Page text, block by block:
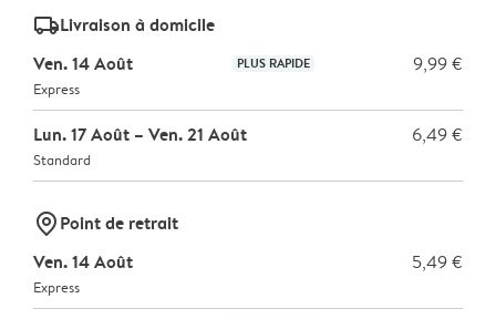
delivery_standard_v2Livraison à domicile
Ven. 14 Août
PLUS RAPIDE 9,99 €
Express
Lun. 17 Août – Ven. 21 Août 6,49 €
Standard
marker-pinPoint de retrait
Ven. 14 Août
5,49 €
Express